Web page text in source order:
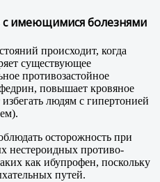
с имеющимися болезнями
происходит, когда
существующее
противозастойное
повышает кровяное
людям с гипертонией
осторожность при
нестероидных противо-
как ибупрофен, поскольку
путей.